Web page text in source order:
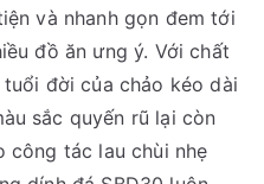
và nhanh gọn đem tới
đồ ăn ưng ý. Với chất
đời của chảo kéo dài
sắc quyến rũ lại còn
công tác lau chùi nhẹ